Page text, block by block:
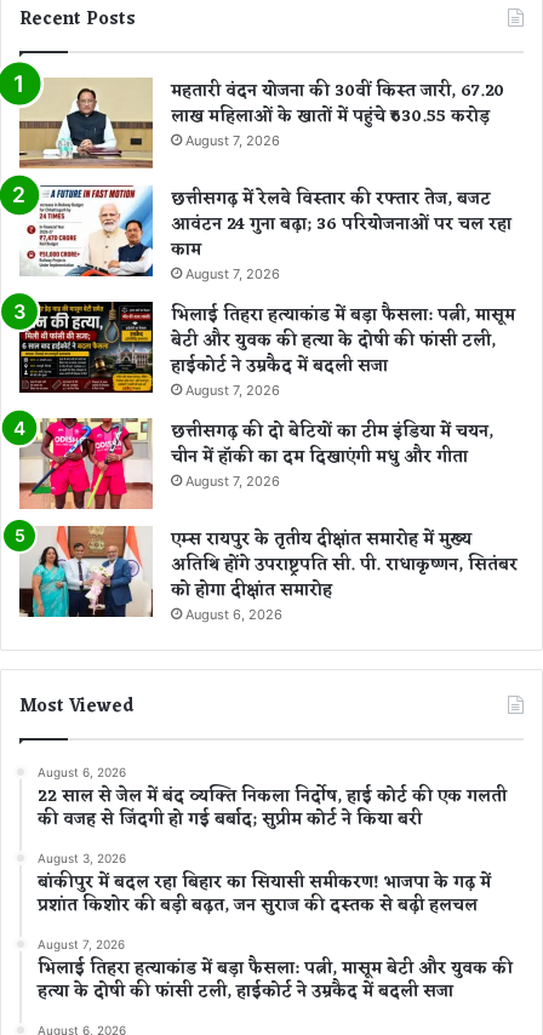
Recent Posts
महतारी वंदन योजना की 30वीं किस्त जारी, 67.20
लाख महिलाओं के खातों में पहुंचे ₹630.55 करोड़
August 7, 2026
छत्तीसगढ़ में रेलवे विस्तार की रफ्तार तेज, बजट
आवंटन 24 गुना बढ़ा; 36 परियोजनाओं पर चल रहा
काम
August 7, 2026
भिलाई तिहरा हत्याकांड में बड़ा फैसला: पत्नी, मासूम
बेटी और युवक की हत्या के दोषी की फांसी टली,
हाईकोर्ट ने उम्रकैद में बदली सजा
August 7, 2026
छत्तीसगढ़ की दो बेटियों का टीम इंडिया में चयन,
चीन में हॉकी का दम दिखाएंगी मधु और गीता
August 7, 2026
एम्स रायपुर के तृतीय दीक्षांत समारोह में मुख्य
अतिथि होंगे उपराष्ट्रपति सी. पी. राधाकृष्णन, सितंबर
को होगा दीक्षांत समारोह
August 6, 2026
Most Viewed
August 6, 2026
22 साल से जेल में बंद व्यक्ति निकला निर्दोष, हाई कोर्ट की एक गलती
की वजह से जिंदगी हो गई बर्बाद; सुप्रीम कोर्ट ने किया बरी
August 3, 2026
बांकीपुर में बदल रहा बिहार का सियासी समीकरण! भाजपा के गढ़ में
प्रशांत किशोर की बड़ी बढ़त, जन सुराज की दस्तक से बढ़ी हलचल
August 7, 2026
भिलाई तिहरा हत्याकांड में बड़ा फैसला: पत्नी, मासूम बेटी और युवक की
हत्या के दोषी की फांसी टली, हाईकोर्ट ने उम्रकैद में बदली सजा
August 6, 2026